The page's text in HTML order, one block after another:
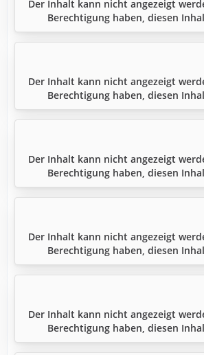
Der Inhalt kann nicht angezeigt
Berechtigung haben, diesen
Der Inhalt kann nicht angezeigt
Berechtigung haben, diesen
Der Inhalt kann nicht angezeigt
Berechtigung haben, diesen
Der Inhalt kann nicht angezeigt
Berechtigung haben, diesen
Der Inhalt kann nicht angezeigt
Berechtigung haben, diesen